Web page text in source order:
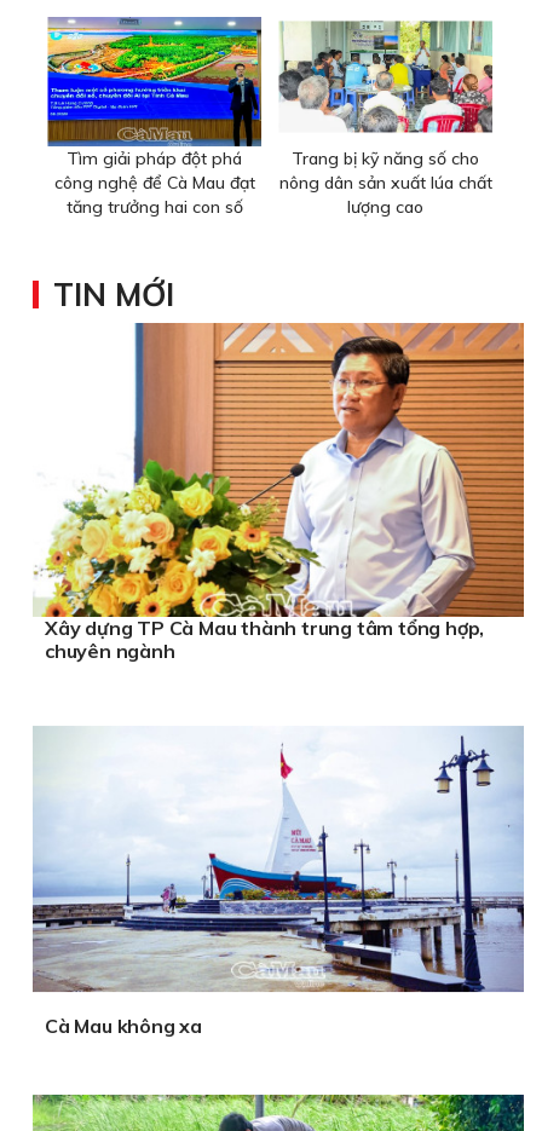
Tìm giải pháp đột phá
công nghệ để Cà Mau đạt
tăng trưởng hai con số
Trang bị kỹ năng số cho
nông dân sản xuất lúa chất
lượng cao
TIN MỚI
Xây dựng TP Cà Mau thành trung tâm tổng hợp,
chuyên ngành
Cà Mau không xa